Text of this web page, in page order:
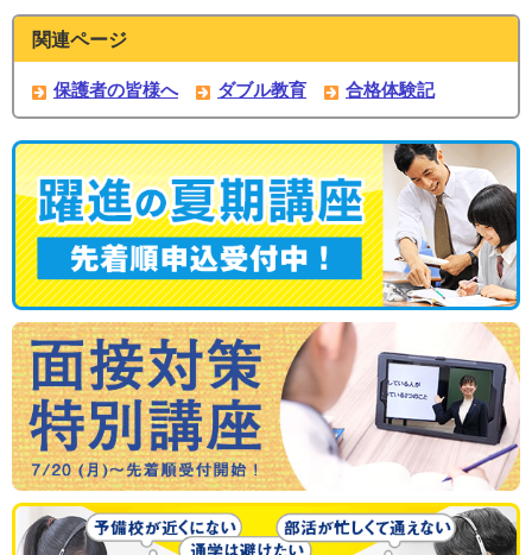
関連ページ
保護者の皆様へ ダブル教育 合格体験記